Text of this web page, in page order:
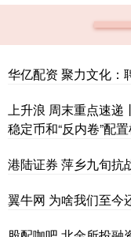
华亿配资 聚力文化：
上升浪 周末重点速
稳定币和“反内卷”配
港陆证券 萍乡九旬抗
翼牛网 为啥我们至今